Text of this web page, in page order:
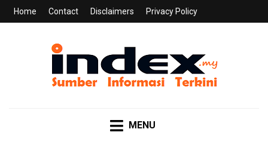
Home Contact Disclaimers Privacy Policy
MENU